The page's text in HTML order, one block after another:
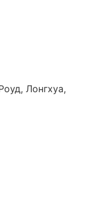
Лонгхуа,